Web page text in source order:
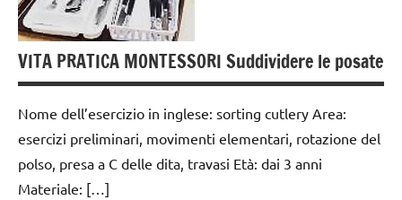
VITA
PRATICA
dai
3 ai
6
anni
esercizi
preliminari
e
movimenti
VITA PRATICA MONTESSORI Suddividere le posate
Nome dell’esercizio in inglese: sorting cutlery Area:
esercizi preliminari, movimenti elementari, rotazione del
polso, presa a C delle dita, travasi Età: dai 3 anni
Materiale: […]